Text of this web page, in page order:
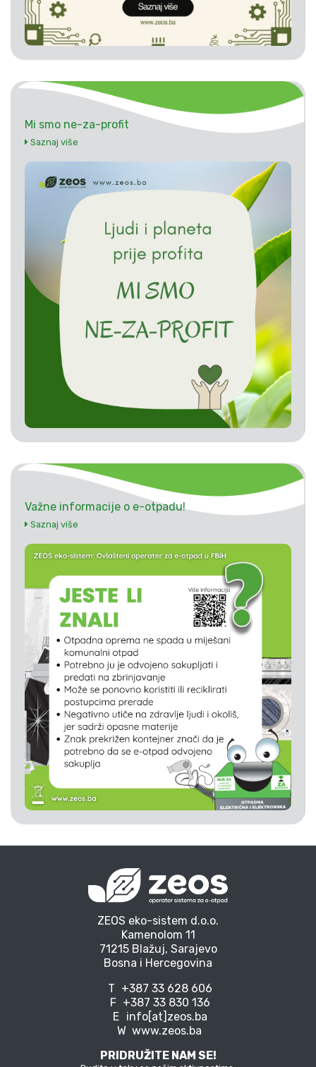
Mi smo ne-za-profit
Saznaj više
Važne informacije o e-otpadu!
Saznaj više
ZEOS eko-sistem d.o.o.
Kamenolom 11
71215 Blažuj, Sarajevo
Bosna i Hercegovina
T +387 33 628 606
F +387 33 830 136
E info[at]zeos.ba
W www.zeos.ba
PRIDRUŽITE NAM SE!